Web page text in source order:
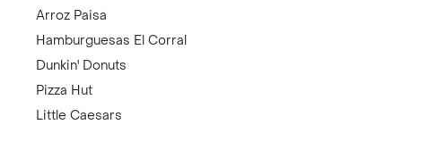
Arroz Paisa
Hamburguesas El Corral
Dunkin' Donuts
Pizza Hut
Little Caesars